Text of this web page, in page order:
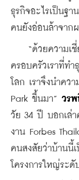
ธุรกิจอะไรเป็นฐ
คนยังอ่อนล้าจาก
“ด้วยความเชี่
ครอบครัวเราที่ท
โลก เราจึงนำคว
Park ขึ้นมา” วรพ
วัย 34 ปี บอกเล่า
งาน Forbes
คนสงสัยว่าบ้านนี้
โครงการใหญ่ระดั